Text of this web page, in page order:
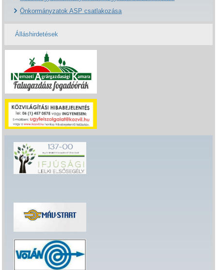
Önkormányzatok ASP csatlakozása
Álláshirdetések